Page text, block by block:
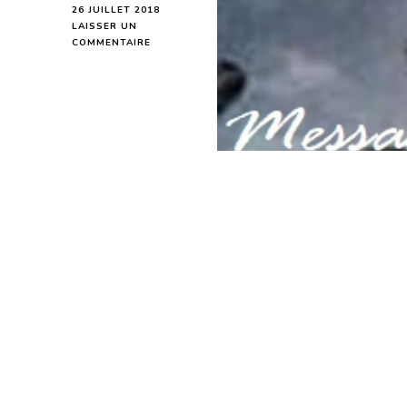
26 JUILLET 2018
LAISSER UN
COMMENTAIRE